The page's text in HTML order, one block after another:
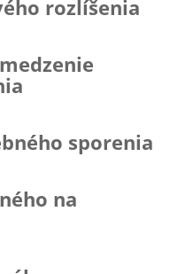
rozlíšenia
sporenia
na